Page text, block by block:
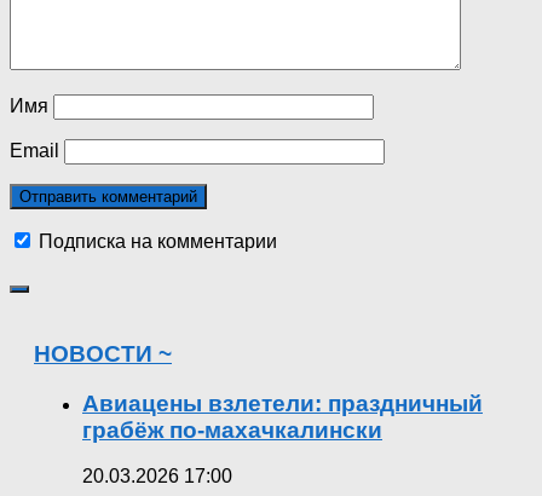
Имя
Email
Подписка на комментарии
НОВОСТИ ~
Авиацены взлетели: праздничный
грабёж по-махачкалински
20.03.2026 17:00